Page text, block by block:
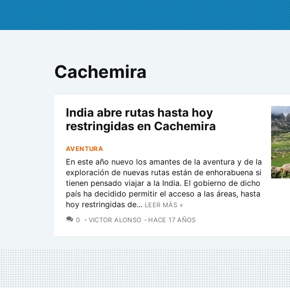
Cachemira
India abre rutas hasta hoy
restringidas en Cachemira
AVENTURA
En este año nuevo los amantes de la aventura y de la
exploración de nuevas rutas están de enhorabuena si
tienen pensado viajar a la India. El gobierno de dicho
país ha decidido permitir el acceso a las áreas, hasta
hoy restringidas de... LEER MÁS »
0 COMENTARIOS
VICTOR ALONSO HACE 17 AÑOS